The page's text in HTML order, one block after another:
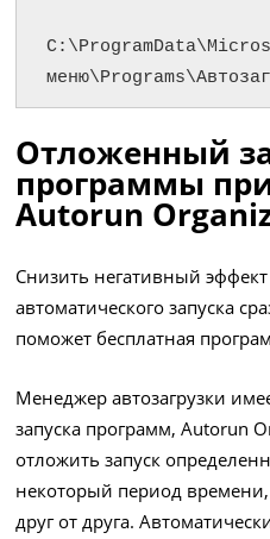
Отложенный
программы
Autorun
Снизить негативный
автоматического запуска
поможет бесплатная
Менеджер автозагрузки
запуска программ, Autorun
отложить запуск
некоторый период
друг от друга.